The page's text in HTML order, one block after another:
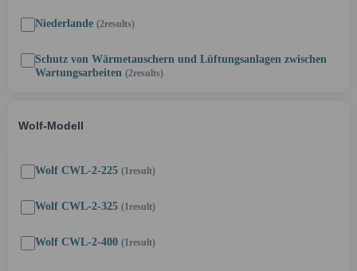
Niederlande (2results)
Schutz von Wärmetauschern und Lüftungsanlagen zwischen
Wartungsarbeiten (2results)
Wolf-Modell
Wolf CWL-2-225 (1result)
Wolf CWL-2-325 (1result)
Wolf CWL-2-400 (1result)